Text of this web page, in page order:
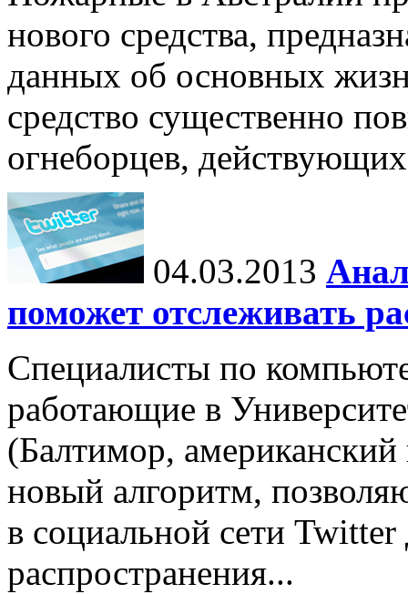
нового средства,
данных об основных
средство существенно
огнеборцев,
04.03.2013
поможет отслеживать
Специалисты по
работающие в
(Балтимор,
новый алгоритм,
в социальной сети
распространения...